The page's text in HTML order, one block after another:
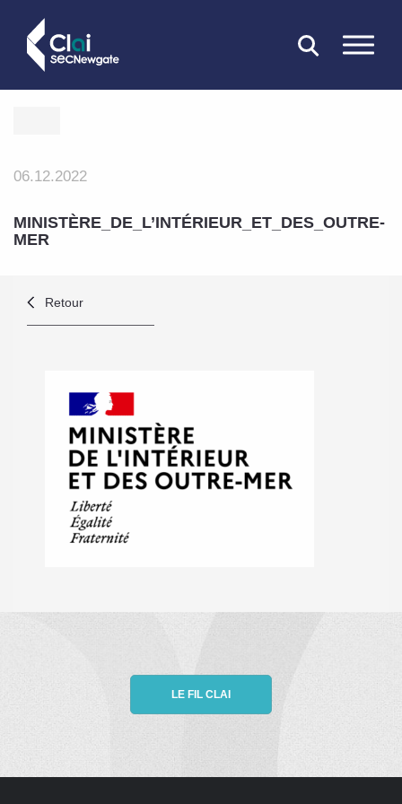
FERMER
06.12.2022
MINISTÈRE_DE_L’INTÉRIEUR_ET_DES_OUTRE-
MER
Retour
LE FIL CLAI